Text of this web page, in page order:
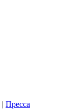
| Пресса